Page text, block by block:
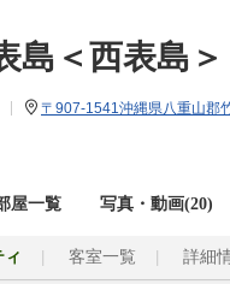
島＜西表島＞
〒907-1541沖縄県八重山郡
屋一覧 写真・動画(20)
ィ 客室一覧 詳細